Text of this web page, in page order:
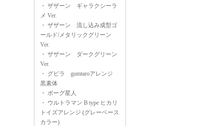
・ ザザーン ギャラクシーラ
メ Ver.
・ ザザーン 流し込み成型ゴ
ールド/メタリックグリーン
Ver.
・ ザザーン ダークグリーン
Ver.
・ グビラ gumtaroアレンジ
黒素体
・ ボーグ星人
・ ウルトラマン B type ヒカリ
トイズアレンジ (グレーベース
カラー)